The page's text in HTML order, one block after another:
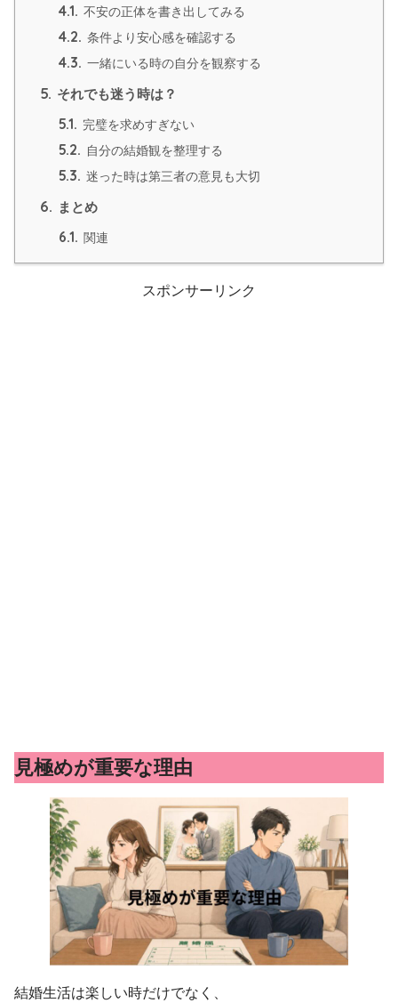
4.1. 不安の正体を書き出してみる
4.2. 条件より安心感を確認する
4.3. 一緒にいる時の自分を観察する
5. それでも迷う時は？
5.1. 完璧を求めすぎない
5.2. 自分の結婚観を整理する
5.3. 迷った時は第三者の意見も大切
6. まとめ
6.1. 関連
スポンサーリンク
見極めが重要な理由
結婚生活は楽しい時だけでなく、